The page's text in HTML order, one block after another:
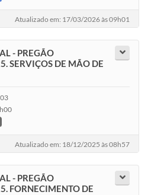
Atualizado em: 17/03/2026 às 09h01
- PREGÃO
SERVIÇOS DE MÃO DE
Atualizado em: 18/12/2025 às 08h57
- PREGÃO
FORNECIMENTO DE